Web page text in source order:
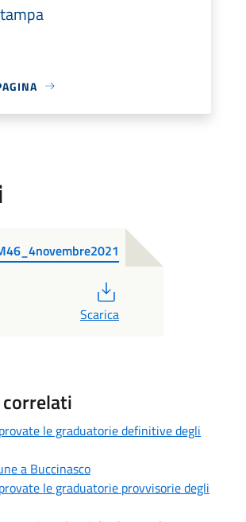
Scarica
le graduatorie definitive degli
a Buccinasco
le graduatorie provvisorie degli